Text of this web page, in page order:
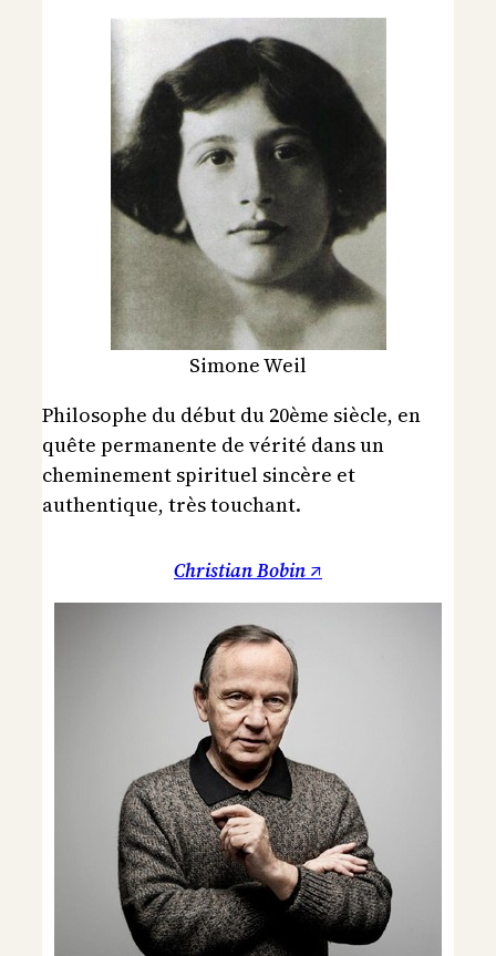
Simone Weil
Philosophe du début du 20ème siècle, en
quête permanente de vérité dans un
cheminement spirituel sincère et
authentique, très touchant.
Christian Bobin ↗